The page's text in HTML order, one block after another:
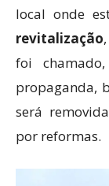
local onde
revitalização
foi chamado,
propaganda,
será
por reformas.